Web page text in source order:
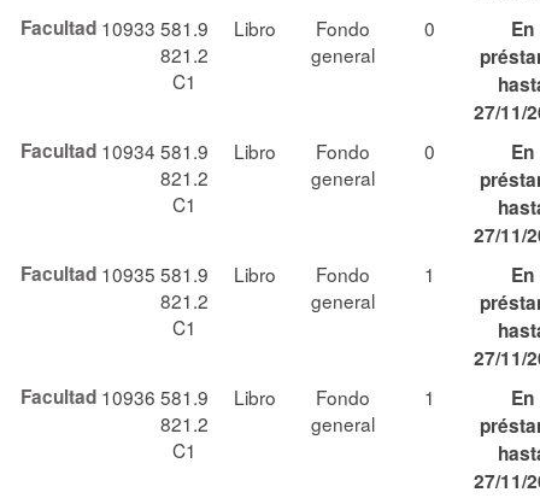
Facultad 10933 581.9
821.2
C1
Libro
Fondo
general
0
En
27/11/
Facultad 10934 581.9
821.2
C1
Libro
Fondo
general
0
En
27/11/
Facultad 10935 581.9
821.2
C1
Libro
Fondo
general
1
En
27/11/
Facultad 10936 581.9
821.2
C1
Libro
Fondo
general
1
En
27/11/